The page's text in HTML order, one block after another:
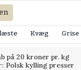
Kvæg Grise
på 20 kroner pr. kg
Polsk kylling presser